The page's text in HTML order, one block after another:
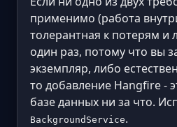
применимо (работа
толерантная к потерям и
один раз, потому что вы
экземпляр, либо
то добавление Hangfire -
базе данных ни за что.
BackgroundService.